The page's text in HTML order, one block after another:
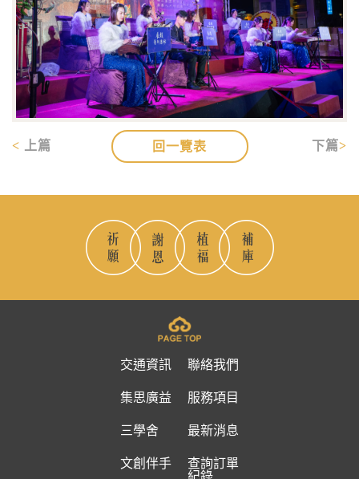
回一覽表
上篇 下篇
交通資訊 聯絡我們
集思廣益 服務項目
三學舍 最新消息
文創伴手
查詢訂單